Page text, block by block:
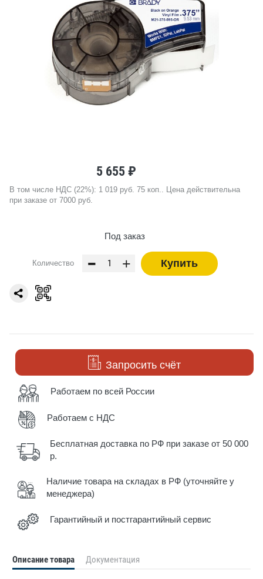
5 655 ₽
В том числе НДС (22%): 1 019 руб. 75 коп.. Цена действительна
при заказе от 7000 руб.
Под заказ
Количество - + Купить
Запросить счёт
Работаем по всей России
Работаем с НДС
Бесплатная доставка по РФ при заказе от 50 000
р.
Наличие товара на складах в РФ (уточняйте у
менеджера)
Гарантийный и постгарантийный сервис
Описание товара Документация